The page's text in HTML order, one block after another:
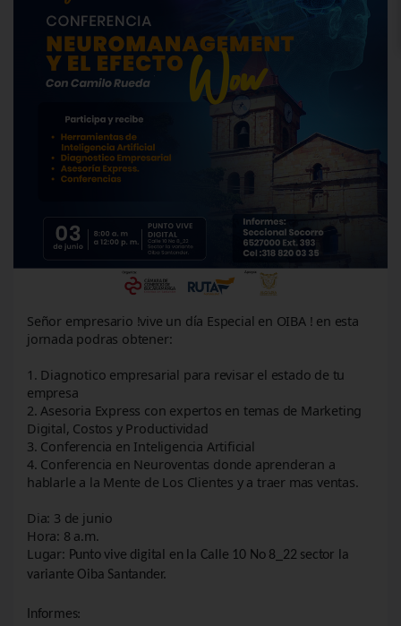
Señor empresario !vive un día Especial en OIBA ! en esta
jornada podras obtener:
1. Diagnotico empresarial para revisar el estado de tu
empresa
2. Asesoria Express con expertos en temas de Marketing
Digital, Costos y Productividad
3. Conferencia en Inteligencia Artificial
4. Conferencia en Neuroventas donde aprenderan a
hablarle a la Mente de Los Clientes y a traer mas ventas.
Dia: 3 de junio
Hora: 8 a.m.
Lugar: Punto vive digital en la Calle 10 No 8_22 sector la
variante Oiba Santander.
Informes: